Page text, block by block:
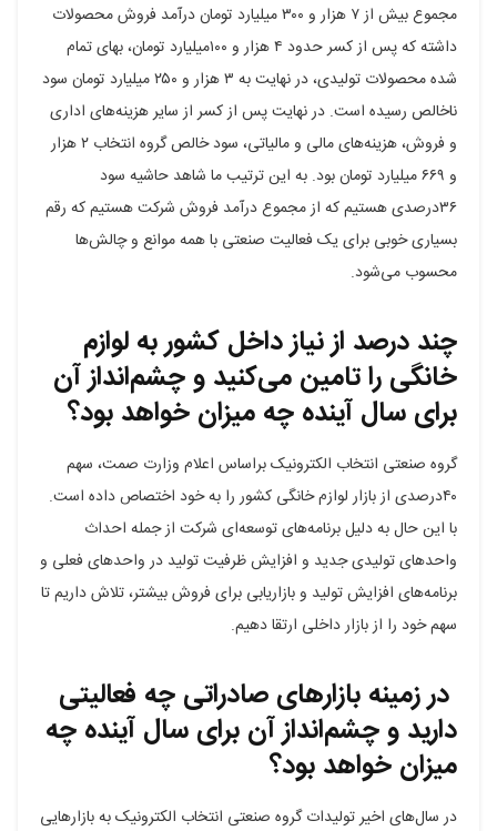
مجموع بیش از ۷ هزار و ۳۰۰ میلیارد تومان درآمد فروش محصولات
داشته که پس از کسر حدود ۴ هزار و ۱۰۰میلیارد تومان، بهای تمام
شده محصولات تولیدی، در نهایت به ۳ هزار و ۲۵۰ میلیارد تومان سود
ناخالص رسیده است. در نهایت پس از کسر از سایر هزینه‌های اداری
و فروش، هزینه‌های مالی و مالیاتی، سود خالص گروه انتخاب ۲ هزار
و ۶۶۹ میلیارد تومان بود. به این ترتیب ما شاهد حاشیه سود
۳۶درصدی هستیم که از مجموع درآمد فروش شرکت هستیم که رقم
بسیاری خوبی برای یک فعالیت صنعتی با همه موانع و چالش‌ها
محسوب می‌شود.
چند درصد از نیاز داخل کشور به لوازم
خانگی را تامین می‌کنید و چشم‌انداز آن
برای سال آینده چه میزان خواهد بود؟
گروه صنعتی انتخاب الکترونیک براساس اعلام وزارت صمت، سهم
۴۰درصدی از بازار لوازم خانگی کشور را به خود اختصاص داده است.
با این حال به دلیل برنامه‌های توسعه‌ای شرکت از جمله احداث
واحدهای تولیدی جدید و افزایش ظرفیت تولید در واحدهای فعلی و
برنامه‌های افزایش تولید و بازاریابی برای فروش بیشتر، تلاش داریم تا
سهم خود را از بازار داخلی ارتقا دهیم.
در زمینه بازارهای صادراتی چه فعالیتی
دارید و چشم‌انداز آن برای سال آینده چه
میزان خواهد بود؟
در سال‌های اخیر تولیدات گروه صنعتی انتخاب الکترونیک به بازارهایی